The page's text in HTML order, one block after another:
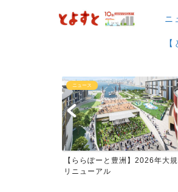
ニ
おトク
【豊洲 千客万来】日帰り温泉
いてる！割引料金やクーポ...